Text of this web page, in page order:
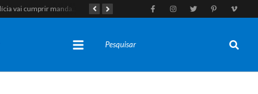
Gestão Nilda faz história na segurança pública e coloca a Guarda Municipal como a primeira do RN operando fuzis